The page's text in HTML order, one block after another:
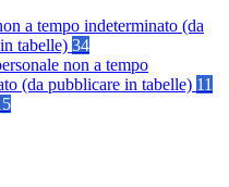
a tempo indeterminato (da
tabelle) 34
non a tempo
(da pubblicare in tabelle) 11